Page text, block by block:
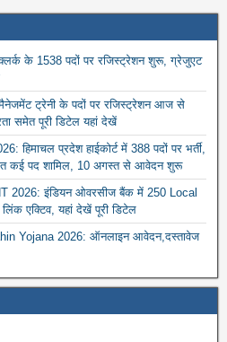
के 1538 पदों पर रजिस्ट्रेशन शुरू, ग्रेजुएट
ट्रेनी के पदों पर रजिस्ट्रेशन आज से
समेत पूरी डिटेल यहां देखें
प्रदेश हाईकोर्ट में 388 पदों पर भर्ती,
कई पद शामिल, 10 अगस्त से आवेदन शुरू
2026: इंडियन ओवरसीज बैंक में 250 Local
एक्टिव, यहां देखें पूरी डिटेल
Yojana 2026: ऑनलाइन आवेदन,दस्तावेज